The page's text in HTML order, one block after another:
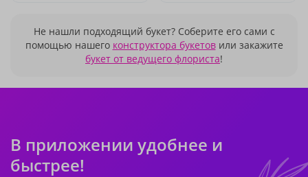
Не нашли подходящий букет? Соберите его сами с
помощью нашего конструктора букетовили закажите
букет от ведущего флориста!
В приложении удобнее и
быстрее!